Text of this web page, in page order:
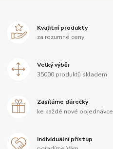
Kvalitní produkty
za rozumné ceny
Velký výběr
35000 produktů skladem
Zasíláme dárečky
ke každé nové objednávce
Individuální přístup